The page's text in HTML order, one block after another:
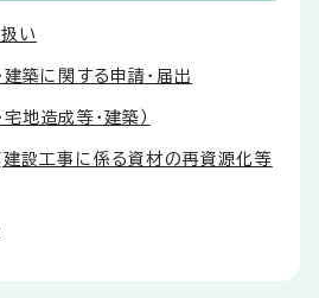
い
建築に関する申請・届出
地造成等・建築）
建設工事に係る資材の再資源化等